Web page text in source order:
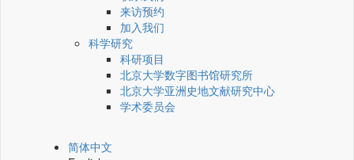
来访预约
加入我们
科学研究
科研项目
北京大学数字图书馆研究所
北京大学亚洲史地文献研究中心
学术委员会
简体中文